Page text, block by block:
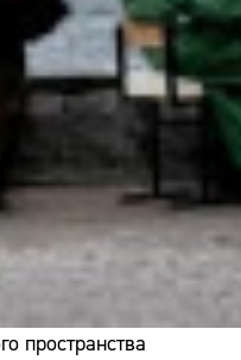
пространства